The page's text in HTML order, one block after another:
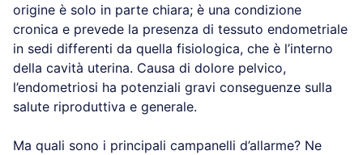
origine è solo in parte chiara; è una condizione
cronica e prevede la presenza di tessuto endometriale
in sedi differenti da quella fisiologica, che è l’interno
della cavità uterina. Causa di dolore pelvico,
l’endometriosi ha potenziali gravi conseguenze sulla
salute riproduttiva e generale.
Ma quali sono i principali campanelli d’allarme? Ne